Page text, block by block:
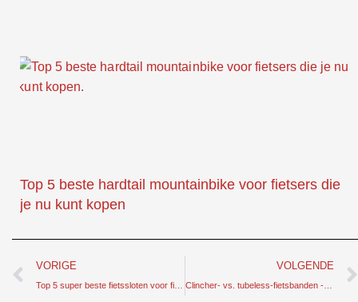
Top 5 beste hardtail mountainbike voor fietsers die
je nu kunt kopen
Prev
VORIGE VOLGENDE